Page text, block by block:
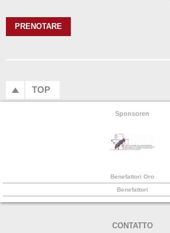
PRENOTARE
TOP
Sponsoren
Benefattori Oro
Benefattori
CONTATTO